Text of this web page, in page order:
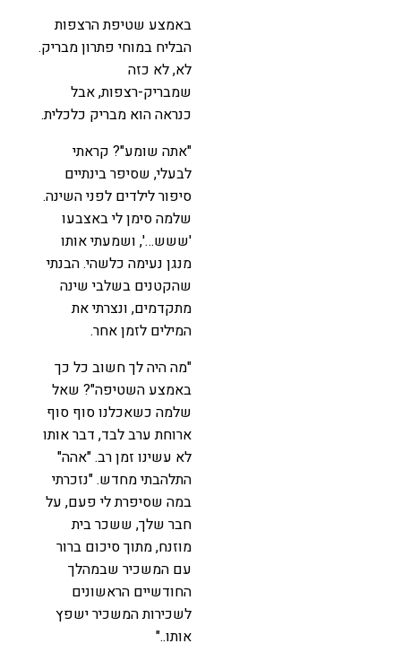
באמצע שטיפת הרצפות
הבליח במוחי פתרון מבריק.
לא, לא כזה
שמבריק-רצפות, אבל
כנראה הוא מבריק כלכלית.
"אתה שומע"? קראתי
לבעלי, שסיפר בינתיים
סיפור לילדים לפני השינה.
שלמה סימן לי באצבעו
'ששש…', ושמעתי אותו
מנגן נעימה כלשהי. הבנתי
שהקטנים בשלבי שינה
מתקדמים, ונצרתי את
המילים לזמן אחר.
"מה היה לך חשוב כל כך
באמצע השטיפה"? שאל
שלמה כשאכלנו סוף סוף
ארוחת ערב לבד, דבר אותו
לא עשינו זמן רב. "אהה"
התלהבתי מחדש. "נזכרתי
במה שסיפרת לי פעם, על
חבר שלך, ששכר בית
מוזנח, מתוך סיכום ברור
עם המשכיר שבמהלך
החודשיים הראשונים
לשכירות המשכיר ישפץ
אותו.."